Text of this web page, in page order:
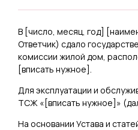
В [число, месяц, год] [
Ответчик) сдало
комиссии жилой дом,
[вписать нужное].
Для эксплуатации и
ТСЖ «[вписать нужное]»
На основании Устава и